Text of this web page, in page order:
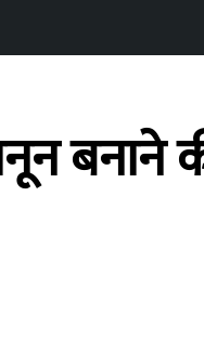
बनाने